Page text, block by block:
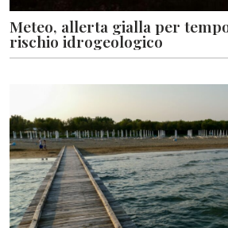
Meteo, allerta gialla per
rischio idrogeologico